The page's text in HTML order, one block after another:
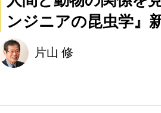
ンジニアの昆虫学』
片山 修